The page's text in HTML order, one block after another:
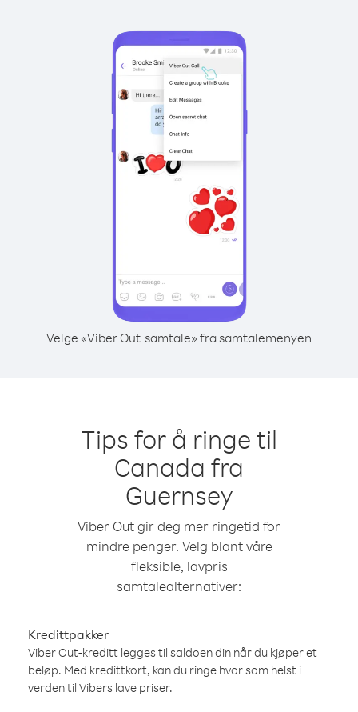
Velge «Viber Out-samtale» fra samtalemenyen
Tips for å ringe til
Canada fra
Guernsey
Viber Out gir deg mer ringetid for
mindre penger. Velg blant våre
fleksible, lavpris
samtalealternativer:
Kredittpakker
Viber Out-kreditt legges til saldoen din når du kjøper et
beløp. Med kredittkort, kan du ringe hvor som helst i
verden til Vibers lave priser.